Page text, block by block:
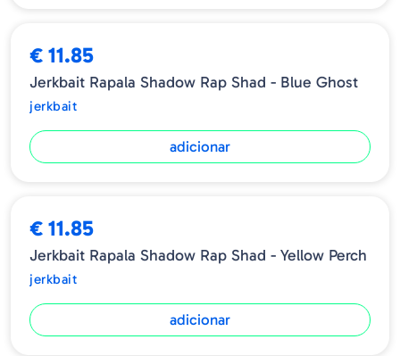
€ 11.85
Jerkbait Rapala Shadow Rap Shad - Blue Ghost
jerkbait
adicionar
€ 11.85
Jerkbait Rapala Shadow Rap Shad - Yellow Perch
jerkbait
adicionar